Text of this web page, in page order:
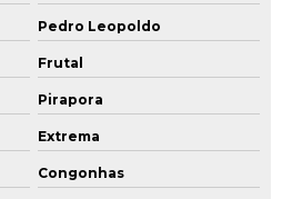
por lixões
e passivos ambientais
confirmatória
Pedro Leopoldo
Frutal
Pirapora
Extrema
Congonhas